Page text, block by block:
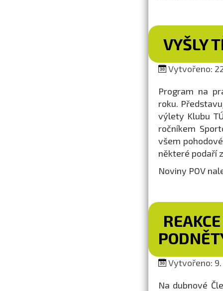
VYŠLY
Vytvořeno:
Program na
roku.
výlety Klubu
ročníkem
všem
některé podaří
Noviny POV
Vytvořeno: 9.
Na dubnové